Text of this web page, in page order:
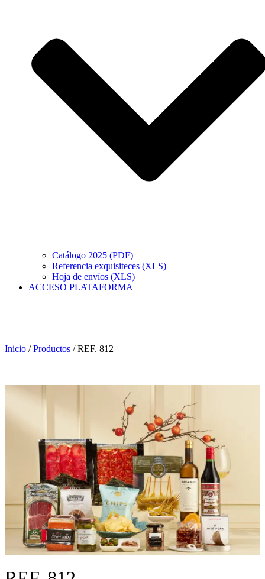
Catálogo 2025 (PDF)
Referencia exquisiteces (XLS)
Hoja de envíos (XLS)
ACCESO PLATAFORMA
Inicio /Productos /REF. 812